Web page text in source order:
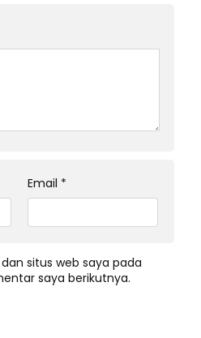
Email *
situs web saya pada
saya berikutnya.